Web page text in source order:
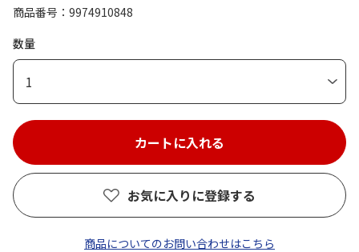
商品番号
9974910848
数量
1
お気に入りに登録する
商品についてのお問い合わせはこちら